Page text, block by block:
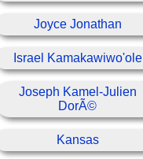
Joyce Jonathan
Israel Kamakawiwo'ole
Joseph Kamel-Julien
DorÃ©
Kansas